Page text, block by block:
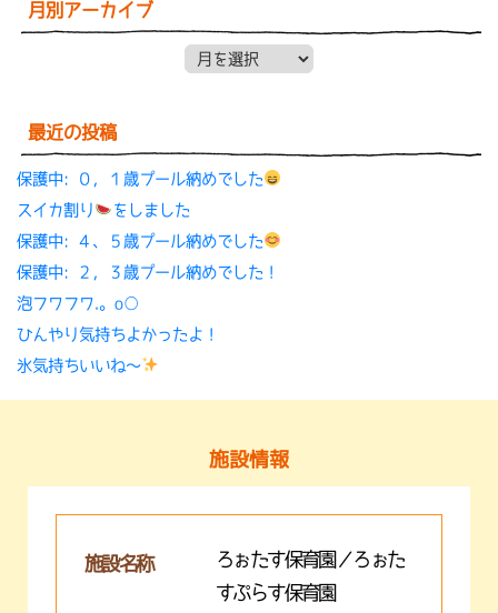
月別アーカイブ
最近の投稿
保護中: ０，１歳プール納めでした
スイカ割り
をしました
保護中: ４、５歳プール納めでした
保護中: ２，３歳プール納めでした！
泡フワフワ.。o○
ひんやり気持ちよかったよ！
氷気持ちいいね〜
施設情報
施設名称
ろぉたす保育園／ろぉた
すぷらす保育園